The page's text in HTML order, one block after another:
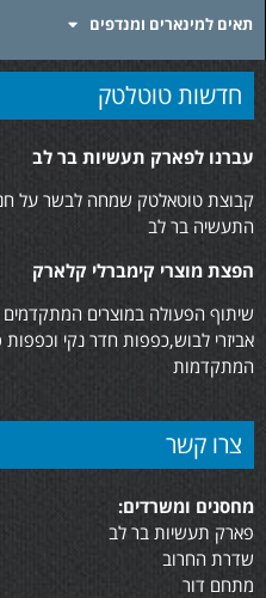
תאים למינארים ומנדפים
חדשות טוטלטק
עברנו לפארק תעשיות בר לב
קבוצת טוטאלטק שמחה לבשר על
התעשיה בר לב
הפצת מוצרי קימברלי קלארק
שיתוף הפעולה במוצרים
אביזרי לבוש,כפפות חדר נקי
המתקדמות
צרו קשר
מחסנים ומשרדים:
פארק תעשיות בר לב
שדרת החרוב
מתחם דור